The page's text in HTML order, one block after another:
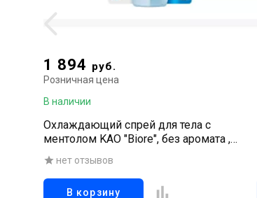
1 894 руб.
Розничная цена
В наличии
Охлаждающий спрей для тела с
ментолом KAO "Biore", без аромата ,
спрей 120 мл
нет отзывов
В корзину